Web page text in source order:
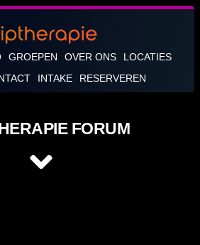
GROEPEN OVER ONS
LOCATIES
INTAKE RESERVEREN
FORUM